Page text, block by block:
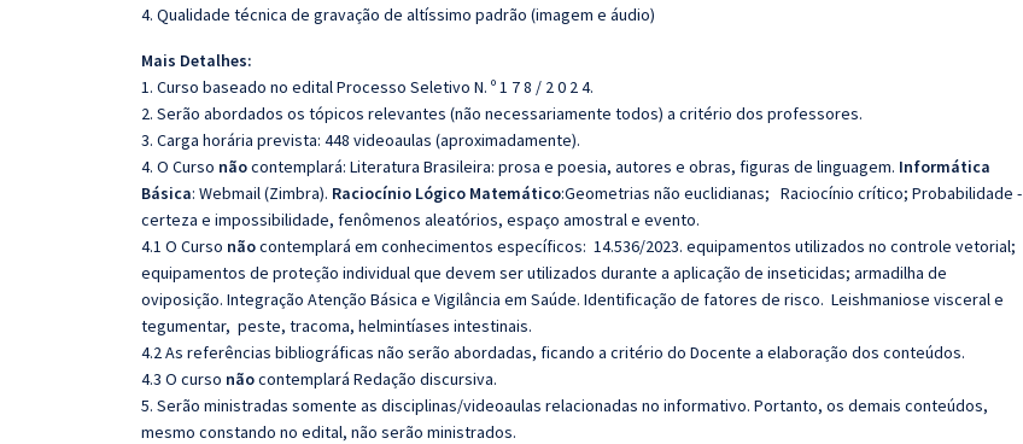
4. Qualidade técnica de gravação de altíssimo padrão (imagem e áudio)
Mais Detalhes:
1. Curso baseado no edital Processo Seletivo N. º 1 7 8 / 2 0 2 4.
2. Serão abordados os tópicos relevantes (não necessariamente todos) a critério dos professores.
3. Carga horária prevista: 448 videoaulas (aproximadamente).
4. O Curso nãocontemplará: Literatura Brasileira: prosa e poesia, autores e obras, figuras de linguagem. Informática
Básica: Webmail (Zimbra). Raciocínio Lógico Matemático:Geometrias não euclidianas; Raciocínio crítico; Probabilidade -
certeza e impossibilidade, fenômenos aleatórios, espaço amostral e evento.
4.1 O Curso nãocontemplará em conhecimentos específicos: 14.536/2023. equipamentos utilizados no controle vetorial;
equipamentos de proteção individual que devem ser utilizados durante a aplicação de inseticidas; armadilha de
oviposição. Integração Atenção Básica e Vigilância em Saúde. Identificação de fatores de risco. Leishmaniose visceral e
tegumentar, peste, tracoma, helmintíases intestinais.
4.2 As referências bibliográficas não serão abordadas, ficando a critério do Docente a elaboração dos conteúdos.
4.3 O curso nãocontemplará Redação discursiva.
5. Serão ministradas somente as disciplinas/videoaulas relacionadas no informativo. Portanto, os demais conteúdos,
mesmo constando no edital, não serão ministrados.